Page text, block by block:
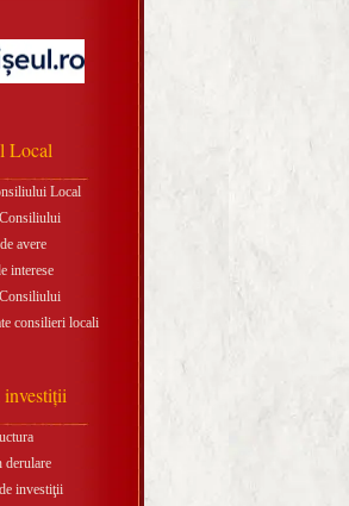
Local
Local
avere
interese
consilieri locali
investiţii
derulare
investiţii